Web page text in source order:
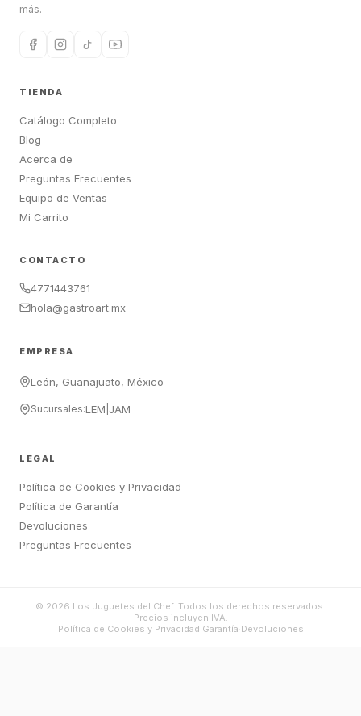
más.
TIENDA
Catálogo Completo
Blog
Acerca de
Preguntas Frecuentes
Equipo de Ventas
Mi Carrito
CONTACTO
4771443761
hola@gastroart.mx
EMPRESA
León, Guanajuato, México
Sucursales:LEM JAM
LEGAL
Política de Cookies y Privacidad
Política de Garantía
Devoluciones
Preguntas Frecuentes
© 2026 Los Juguetes del Chef. Todos los derechos reservados.
Precios incluyen IVA.
Política de Cookies y Privacidad Garantía Devoluciones